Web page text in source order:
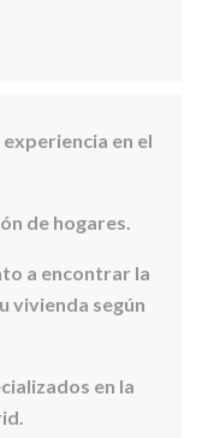
en el
de hogares.
a encontrar la
vivienda según
en la
.